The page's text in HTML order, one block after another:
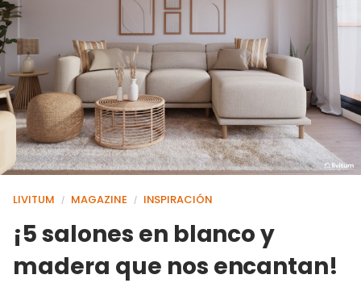
LIVITUM / MAGAZINE / INSPIRACIÓN
¡5 salones en blanco y
madera que nos encantan!